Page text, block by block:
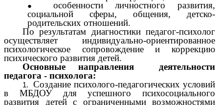
особенности личностного развития,
социальной сферы, общения, детско-
родительских отношений.
По результатам диагностики педагог-психолог
осуществляет индивидуально-ориентированное
психологическое сопровождение и коррекцию
психического развития детей.
Основные направления деятельности
педагога - психолога:
Создание психолого-педагогических условий
в МБДОУ для успешного психосоциального
развития детей с ограниченными возможностями